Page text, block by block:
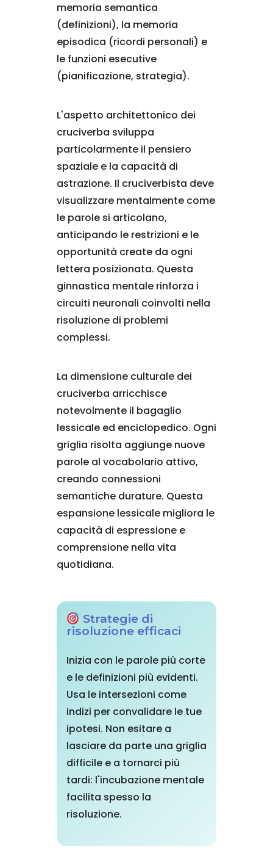
memoria semantica
(definizioni), la memoria
episodica (ricordi personali) e
le funzioni esecutive
(pianificazione, strategia).
L'aspetto architettonico dei
cruciverba sviluppa
particolarmente il pensiero
spaziale e la capacità di
astrazione. Il cruciverbista deve
visualizzare mentalmente come
le parole si articolano,
anticipando le restrizioni e le
opportunità create da ogni
lettera posizionata. Questa
ginnastica mentale rinforza i
circuiti neuronali coinvolti nella
risoluzione di problemi
complessi.
La dimensione culturale dei
cruciverba arricchisce
notevolmente il bagaglio
lessicale ed enciclopedico. Ogni
griglia risolta aggiunge nuove
parole al vocabolario attivo,
creando connessioni
semantiche durature. Questa
espansione lessicale migliora le
capacità di espressione e
comprensione nella vita
quotidiana.
Strategie di
risoluzione efficaci
Inizia con le parole più corte
e le definizioni più evidenti.
Usa le intersezioni come
indizi per convalidare le tue
ipotesi. Non esitare a
lasciare da parte una griglia
difficile e a tornarci più
tardi: l'incubazione mentale
facilita spesso la
risoluzione.